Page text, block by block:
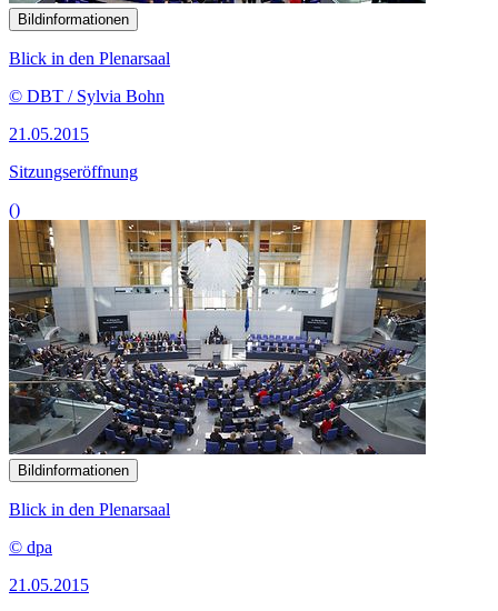
Bildinformationen
Blick in den Plenarsaal
© DBT / Sylvia Bohn
21.05.2015
Sitzungseröffnung
()
Bildinformationen
Blick in den Plenarsaal
© dpa
21.05.2015